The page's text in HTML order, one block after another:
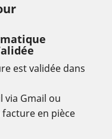
est validée dans
via Gmail ou
en pièce